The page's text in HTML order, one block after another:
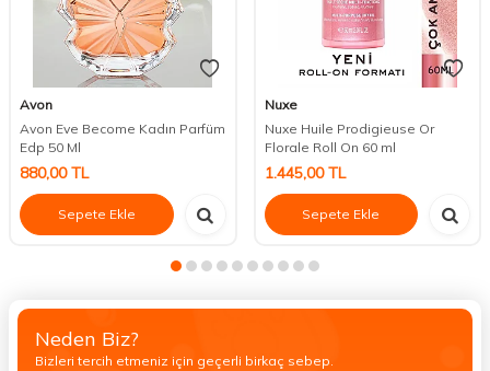
Avon
Avon Eve Become Kadın Parfüm
Edp 50 Ml
880,00TL
Sepete Ekle
Nuxe
Nuxe Huile Prodigieuse Or
Florale Roll On 60 ml
1.445,00TL
Sepete Ekle
Neden Biz?
Bizleri tercih etmeniz için geçerli birkaç sebep.